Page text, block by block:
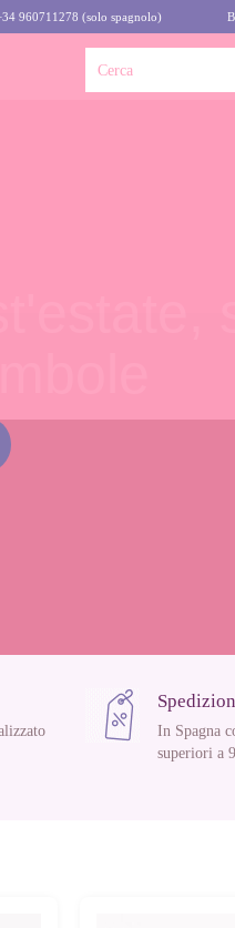
960711278 (solo spagnolo)
In Spagna
superiori a